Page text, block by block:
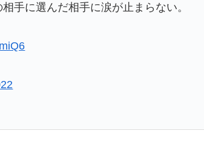
手に選んだ相手に涙が止まらない。